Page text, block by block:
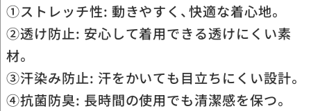
①ストレッチ性: 動きやすく、快適な着心地。
②透け防止: 安心して着用できる透けにくい素
材。
③汗染み防止: 汗をかいても目立ちにくい設計。
④抗菌防臭: 長時間の使用でも清潔感を保つ。